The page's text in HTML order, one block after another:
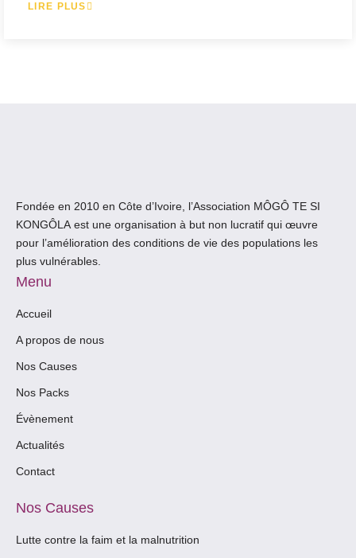
LIRE PLUS
Fondée en 2010 en Côte d’Ivoire, l’Association MÔGÔ TE SI
KONGÔLA est une organisation à but non lucratif qui œuvre
pour l’amélioration des conditions de vie des populations les
plus vulnérables.
Menu
Accueil
A propos de nous
Nos Causes
Nos Packs
Évènement
Actualités
Contact
Nos Causes
Lutte contre la faim et la malnutrition